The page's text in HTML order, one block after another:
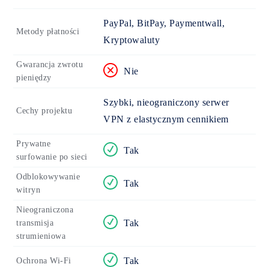
Metody płatności
PayPal, BitPay, Paymentwall,
Kryptowaluty
Gwarancja zwrotu
pieniędzy
Nie
Cechy projektu
Szybki, nieograniczony serwer
VPN z elastycznym cennikiem
Prywatne
surfowanie po sieci
Tak
Odblokowywanie
witryn
Tak
Nieograniczona
transmisja
strumieniowa
Tak
Ochrona Wi-Fi Tak